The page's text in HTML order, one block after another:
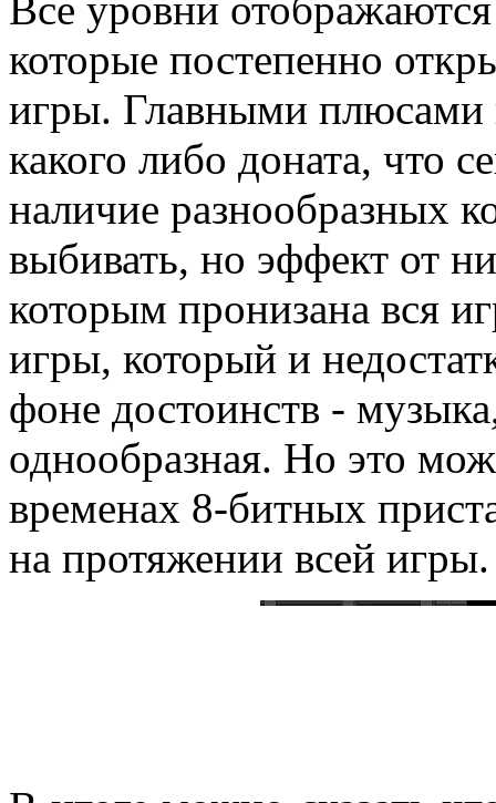
которые постепенно
игры. Главными плюсами
какого либо доната, что
наличие разнообразных
выбивать, но эффект от
которым пронизана вся
игры, который и
фоне достоинств -
однообразная. Но это
временах 8-битных
на протяжении всей игры.